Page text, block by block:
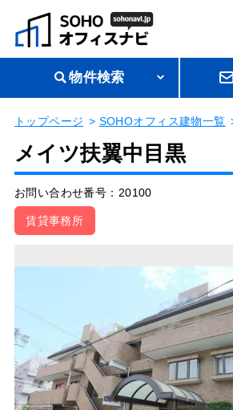
物件検索
トップページ SOHOオフィス建物一覧
メイツ扶翼中目黒
お問い合わせ番号：20100
賃貸事務所